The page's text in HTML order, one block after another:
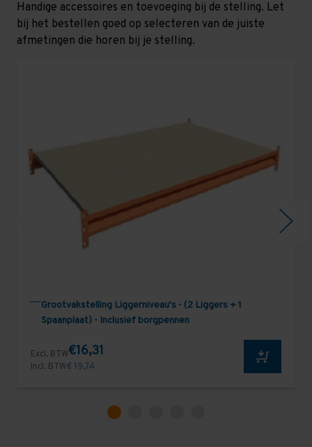
Handige accessoires en toevoeging bij de stelling. Let
bij het bestellen goed op selecteren van de juiste
afmetingen die horen bij je stelling.
Grootvakstelling Liggerniveau's - (2 Liggers + 1
Spaanplaat) - Inclusief borgpennen
Excl. BTW€16,31
Incl. BTW€ 19,74